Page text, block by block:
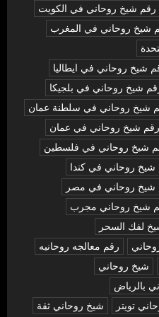
رقم شيخ روحاني في الكويت
شيخ روحاني في المغرب
شيخ روحاني في ايطاليا
شيخ روحاني في بلجيكا
شيخ روحاني في سلطنة عمان
رقم شيخ روحاني في عمان
شيخ روحاني في فلسطين
شيخ روحاني في كندا
شيخ روحاني في مصر
شيخ روحاني مجرب
لفك السحر
رقم معالجه روحانيه
شيخ روحاني
بالرياض
تويتر
شيخ روحاني ثقة